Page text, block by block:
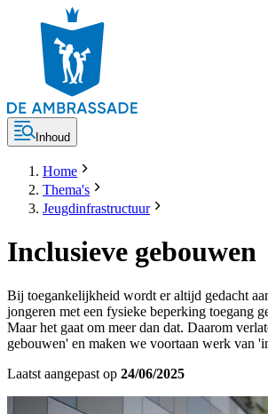
Inhoud
Home
Thema's
Jeugdinfrastructuur
Inclusieve gebouwen
Bij toegankelijkheid wordt er altijd gedacht
jongeren met een fysieke beperking toegang
Maar het gaat om meer dan dat. Daarom
gebouwen' en maken we voortaan werk van
Laatst aangepast op 24/06/2025